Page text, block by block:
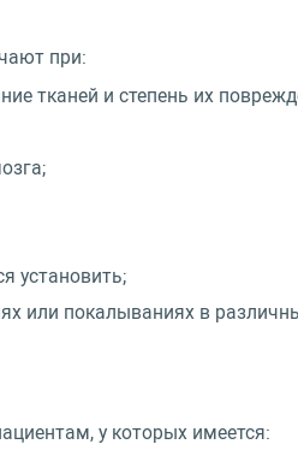
при:
тканей и степень их
установить;
или покалываниях в
у которых имеется: